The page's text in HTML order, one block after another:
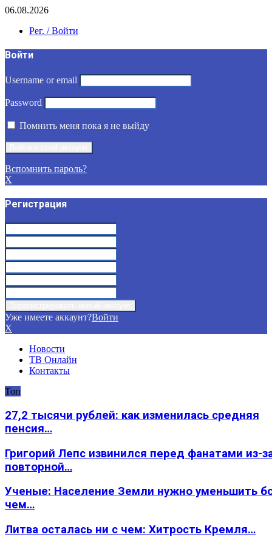
06.08.2026
Рег. / Войти
Войти
Username or email
Password
Помнить меня пока я не выйду
Вспомнить пароль?
X
Регистрация
Уже имеете аккаунт?Войти
X
Новости
ТВ Онлайн
Контакты
Топ
27,2 тысячи рублей: как изменилась средняя
пенсия…
Григорий Лепс извинился перед фанатами из-
повторной…
Ученые: Население Земли нужно уменьшить
чем…
Литва осталась ни с чем: Хитрость Кремля…